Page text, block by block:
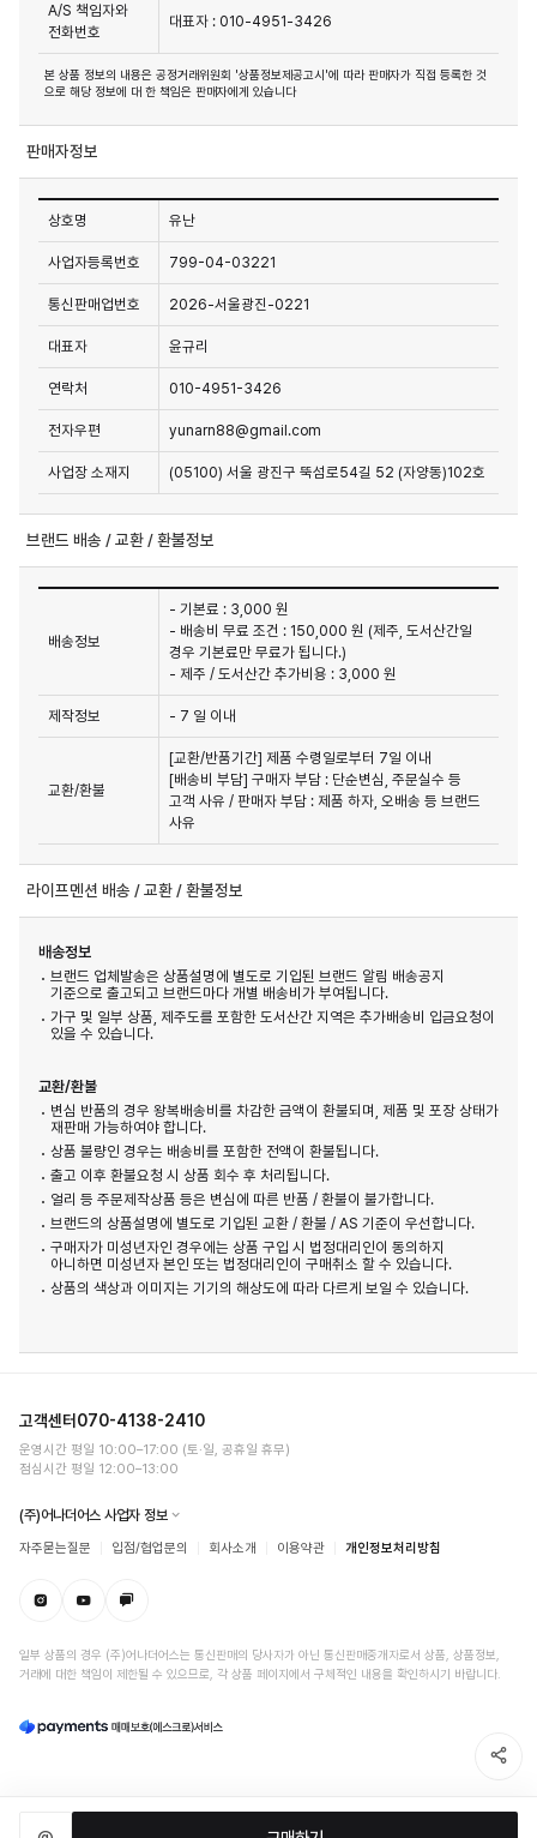
A/S 책임자와
전화번호
대표자 : 010-4951-3426
본 상품 정보의 내용은 공정거래위원회 '상품정보제공고시'에 따라 판매자가 직접 등록한 것
으로 해당 정보에 대 한 책임은 판매자에게 있습니다
판매자정보
상호명 유난
사업자등록번호 799-04-03221
통신판매업번호 2026-서울광진-0221
대표자 윤규리
연락처 010-4951-3426
전자우편 yunarn88@gmail.com
사업장 소재지 (05100) 서울 광진구 뚝섬로54길 52 (자양동)102호
브랜드 배송 / 교환 / 환불정보
배송정보
- 기본료 : 3,000 원
- 배송비 무료 조건 : 150,000 원 (제주, 도서산간일
경우 기본료만 무료가 됩니다.)
- 제주 / 도서산간 추가비용 : 3,000 원
제작정보 - 7 일 이내
교환/환불
[교환/반품기간] 제품 수령일로부터 7일 이내
[배송비 부담] 구매자 부담 : 단순변심, 주문실수 등
고객 사유 / 판매자 부담 : 제품 하자, 오배송 등 브랜드
사유
라이프멘션 배송 / 교환 / 환불정보
배송정보
브랜드 업체발송은 상품설명에 별도로 기입된 브랜드 알림 배송공지
기준으로 출고되고 브랜드마다 개별 배송비가 부여됩니다.
가구 및 일부 상품, 제주도를 포함한 도서산간 지역은 추가배송비 입금요청이
있을 수 있습니다.
교환/환불
변심 반품의 경우 왕복배송비를 차감한 금액이 환불되며, 제품 및 포장 상태가
재판매 가능하여야 합니다.
상품 불량인 경우는 배송비를 포함한 전액이 환불됩니다.
출고 이후 환불요청 시 상품 회수 후 처리됩니다.
얼리 등 주문제작상품 등은 변심에 따른 반품 / 환불이 불가합니다.
브랜드의 상품설명에 별도로 기입된 교환 / 환불 / AS 기준이 우선합니다.
구매자가 미성년자인 경우에는 상품 구입 시 법정대리인이 동의하지
아니하면 미성년자 본인 또는 법정대리인이 구매취소 할 수 있습니다.
상품의 색상과 이미지는 기기의 해상도에 따라 다르게 보일 수 있습니다.
고객센터 070-4138-2410
운영시간 평일 10:00–17:00 (토·일, 공휴일 휴무)
점심시간 평일 12:00–13:00
(주)어나더어스 사업자 정보
자주묻는질문 입점/협업문의 회사소개 이용약관 개인정보처리방침
일부 상품의 경우 (주)어나더어스는 통신판매의 당사자가 아닌 통신판매중개자로서 상품, 상품정보,
거래에 대한 책임이 제한될 수 있으므로, 각 상품 페이지에서 구체적인 내용을 확인하시기 바랍니다.